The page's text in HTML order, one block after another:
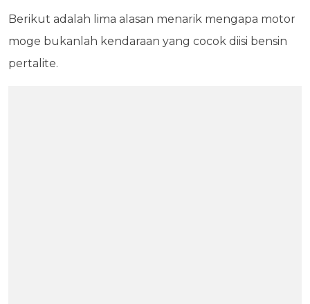
Berikut adalah lima alasan menarik mengapa motor
moge bukanlah kendaraan yang cocok diisi bensin
pertalite.